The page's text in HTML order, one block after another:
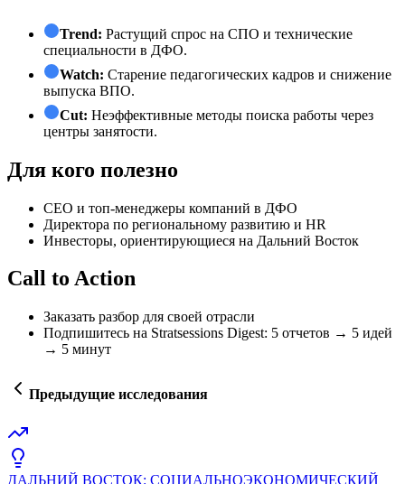
Trend: Растущий спрос на СПО и технические
специальности в ДФО.
Watch: Старение педагогических кадров и снижение
выпуска ВПО.
Cut: Неэффективные методы поиска работы через
центры занятости.
Для кого полезно
СЕО и топ-менеджеры компаний в ДФО
Директора по региональному развитию и HR
Инвесторы, ориентирующиеся на Дальний Восток
Call to Action
Заказать разбор для своей отрасли
Подпишитесь на Stratsessions Digest: 5 отчетов → 5 идей
→ 5 минут
Предыдущие исследования
ДАЛЬНИЙ ВОСТОК: СОЦИАЛЬНОЭКОНОМИЧЕСКИЙ